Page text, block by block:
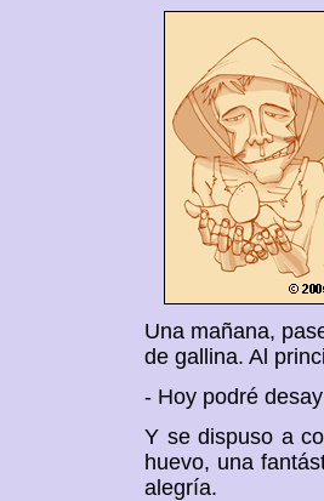
Una mañana,
de gallina. Al
- Hoy podré
Y se dispuso a
huevo, una
alegría.